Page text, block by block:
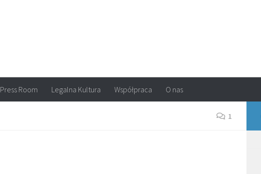
Press Room Legalna Kultura Współpraca O nas
1